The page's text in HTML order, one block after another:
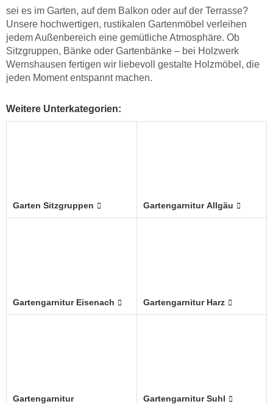
sei es im Garten, auf dem Balkon oder auf der Terrasse?
Unsere hochwertigen, rustikalen Gartenmöbel verleihen
jedem Außenbereich eine gemütliche Atmosphäre. Ob
Sitzgruppen, Bänke oder Gartenbänke – bei Holzwerk
Wernshausen fertigen wir liebevoll gestalte Holzmöbel, die
jeden Moment entspannt machen.
Weitere Unterkategorien:
Garten Sitzgruppen Gartengarnitur Allgäu
Gartengarnitur Eisenach Gartengarnitur Harz
Gartengarnitur
Gartengarnitur Suhl